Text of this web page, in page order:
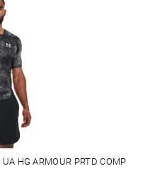
HG ARMOUR PRTD COMP